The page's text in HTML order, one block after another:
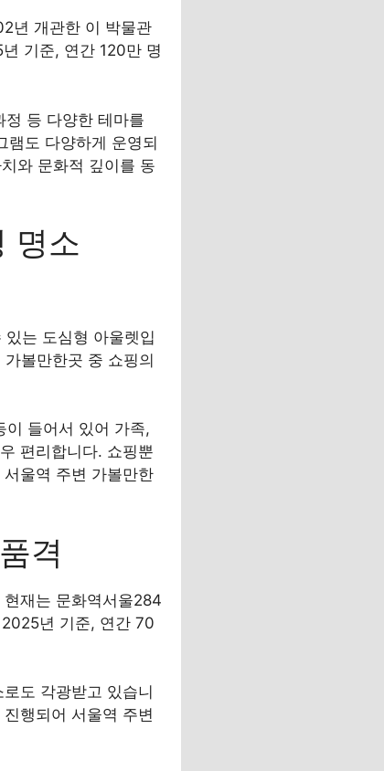
년 개관한 이 박물관
기준, 연간 120만 명
등 다양한 테마를
램도 다양하게 운영되
와 문화적 깊이를 동
명소
는 도심형 아울렛입
볼만한곳 중 쇼핑의
이 들어서 있어 가족,
편리합니다. 쇼핑뿐
울역 주변 가볼만한
격
재는 문화역서울284
2025년 기준, 연간 70
도 각광받고 있습니
행되어 서울역 주변